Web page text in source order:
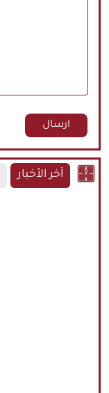
آخر الأخبار